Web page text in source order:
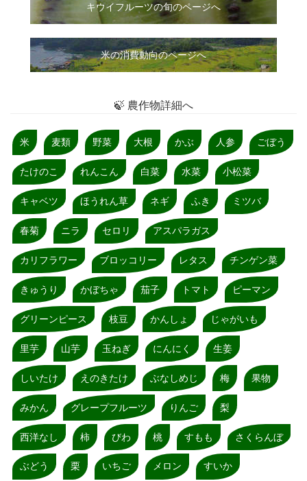
キウイフルーツの旬のページへ
米の消費動向のページへ
🍃 農作物詳細へ
米 麦類 野菜 大根 かぶ 人参 ごぼう
たけのこ れんこん 白菜 水菜 小松菜
キャベツ ほうれん草 ネギ ふき ミツバ
春菊 ニラ セロリ アスパラガス
カリフラワー ブロッコリー レタス チンゲン菜
きゅうり かぼちゃ 茄子 トマト ピーマン
グリーンピース 枝豆 かんしょ じゃがいも
里芋 山芋 玉ねぎ にんにく 生姜
しいたけ えのきたけ ぶなしめじ 梅 果物
みかん グレープフルーツ りんご 梨
西洋なし 柿 びわ 桃 すもも さくらんぼ
ぶどう 栗 いちご メロン すいか